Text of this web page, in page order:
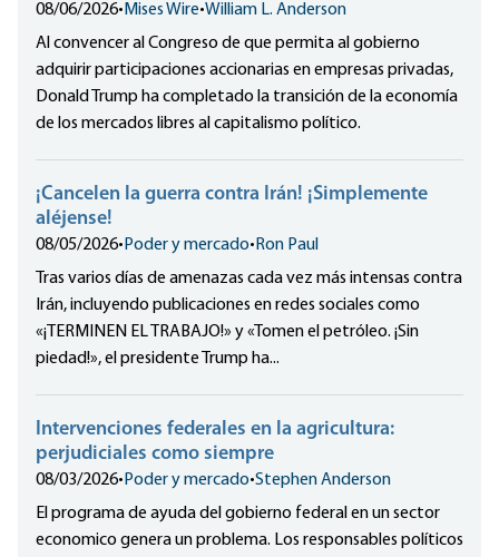
08/06/2026• Mises Wire•William L. Anderson
Al convencer al Congreso de que permita al gobierno
adquirir participaciones accionarias en empresas privadas,
Donald Trump ha completado la transición de la economía
de los mercados libres al capitalismo político.
¡Cancelen la guerra contra Irán! ¡Simplemente
aléjense!
08/05/2026• Poder y mercado• Ron Paul
Tras varios días de amenazas cada vez más intensas contra
Irán, incluyendo publicaciones en redes sociales como
«¡TERMINEN EL TRABAJO!» y «Tomen el petróleo. ¡Sin
piedad!», el presidente Trump ha...
Intervenciones federales en la agricultura:
perjudiciales como siempre
08/03/2026• Poder y mercado•Stephen Anderson
El programa de ayuda del gobierno federal en un sector
economico genera un problema. Los responsables políticos